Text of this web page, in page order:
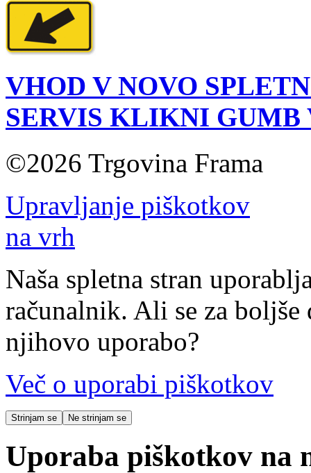
VHOD V NOVO
SERVIS KLIKNI GUMB
©2026 Trgovina Frama
Upravljanje piškotkov
na vrh
Naša spletna stran
računalnik. Ali se za
njihovo uporabo?
Več o uporabi piškotkov
Strinjam se Ne strinjam se
Uporaba piškotkov na